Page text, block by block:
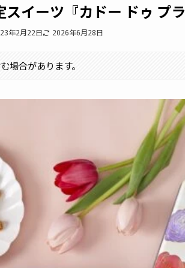
イーツ『カドー ドゥ プ
年2月22日 2026年6月28日
場合があります。